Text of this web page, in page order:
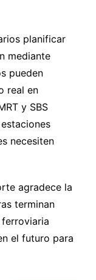
planificar
mediante
pueden
real en
y SBS
necesiten
agradece la
terminan
el futuro para